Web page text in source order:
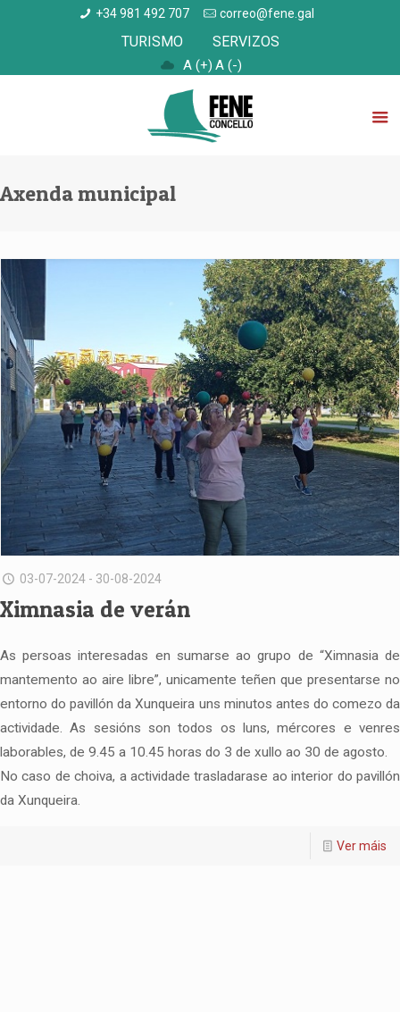
+34 981 492 707 correo@fene.gal
TURISMO SERVIZOS
A (+) A (-)
Axenda municipal
03-07-2024 - 30-08-2024
Ximnasia de verán
As persoas interesadas en sumarse ao grupo de “Ximnasia de
mantemento ao aire libre”, unicamente teñen que presentarse no
entorno do pavillón da Xunqueira uns minutos antes do comezo da
actividade. As sesións son todos os luns, mércores e venres
laborables, de 9.45 a 10.45 horas do 3 de xullo ao 30 de agosto.
No caso de choiva, a actividade trasladarase ao interior do pavillón
da Xunqueira.
Ver máis